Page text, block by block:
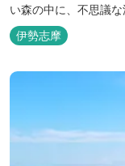
い森の中に、不思議
のは3艇のヨット。日本初の森
インテリアは見た目
伊勢志摩